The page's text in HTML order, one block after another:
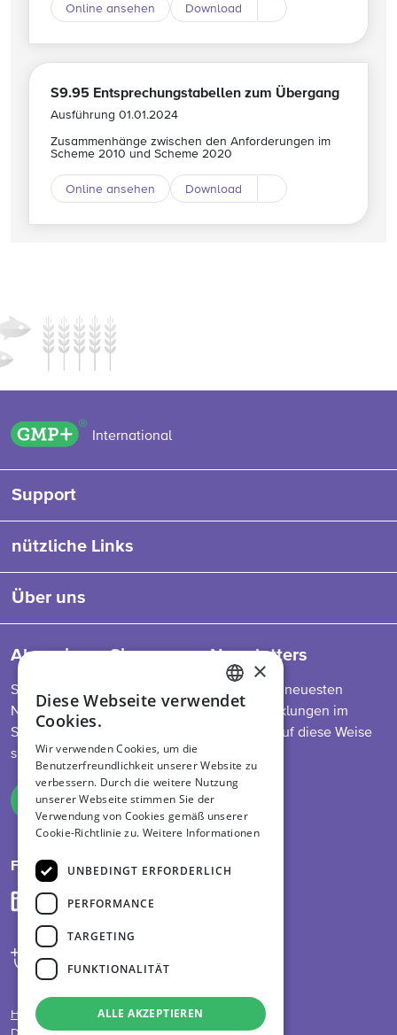
Online ansehen Download
Download andere
S9.95 Entsprechungstabellen zum Übergang
Ausführung 01.01.2024
Zusammenhänge zwischen den Anforderungen im
Scheme 2010 und Scheme 2020
Online ansehen Download
Download andere
GMP+ logo
International
Support
nützliche Links
Über uns
Abonnieren Sie unseren Newsletters
So bleiben Sie auf dem Laufenden über die neuesten
Nachrichten zu unserem Programm, Entwicklungen im
Sektor, Futtermittelvorschriften und mehr. Auf diese Weise
sind Sie immer informiert.
Melden Sie sich an
Folge uns auf
Haftungsausschluss
ENGLISH
GERMAN
×
Diese Webseite verwendet
Cookies.
Wir verwenden Cookies, um die
Benutzerfreundlichkeit unserer Website zu
verbessern. Durch die weitere Nutzung
unserer Webseite stimmen Sie der
Verwendung von Cookies gemäß unserer
Cookie-Richtlinie zu. Weitere Informationen
UNBEDINGT ERFORDERLICH
PERFORMANCE
TARGETING
FUNKTIONALITÄT
ALLE AKZEPTIEREN